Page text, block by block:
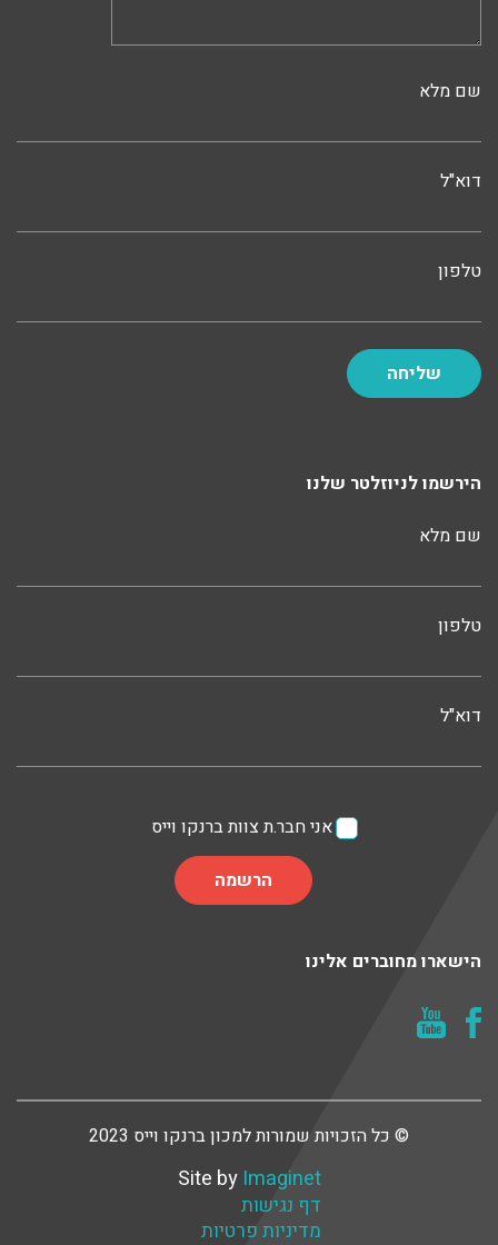
שם מלא
דוא"ל
טלפון
הירשמו לניוזלטר שלנו
שם מלא
טלפון
דוא"ל
אני חבר.ת צוות ברנקו וייס
הישארו מחוברים אלינו
© כל הזכויות שמורות למכון ברנקו וייס 2023
Site by Imaginet
דף נגישות
מדיניות פרטיות